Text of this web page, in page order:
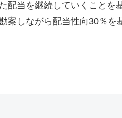
配当を継続していくこと
案しながら配当性向30％